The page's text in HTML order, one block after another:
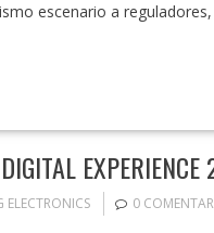
escenario a
EXPERIENCE
ELECTRONICS 0